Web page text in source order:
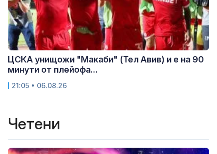
ЦСКА унищожи "Макаби" (Тел Авив) и е на 90
минути от плейофа...
21:05 • 06.08.26
Четени